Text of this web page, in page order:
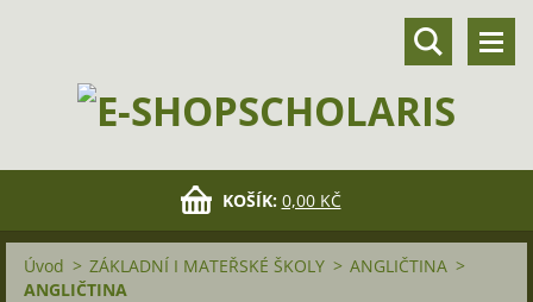
KOŠÍK: 0,00 KČ
Úvod > ZÁKLADNÍ I MATEŘSKÉ ŠKOLY > ANGLIČTINA >
ANGLIČTINA